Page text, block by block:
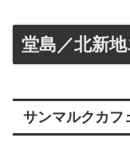
堂島／北新
サンマルクカフ